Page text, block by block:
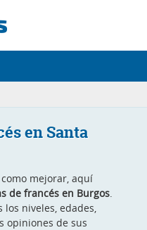
en Santa
mejorar, aquí
de francés en Burgos.
los niveles, edades,
opiniones de sus